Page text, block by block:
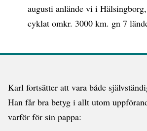
augusti anlände vi i
cyklat omkr. 3000 km. gn 7
Karl fortsätter att vara både
Han får bra betyg i allt utom
varför för sin pappa: